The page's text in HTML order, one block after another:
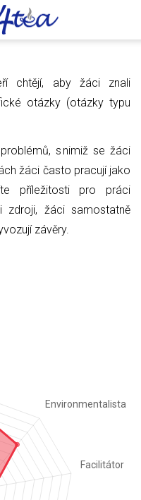
chtějí, aby žáci znali
otázky (otázky typu
s nimiž se žáci
žáci často pracují jako
příležitosti pro práci
zdroji, žáci samostatně
závěry.